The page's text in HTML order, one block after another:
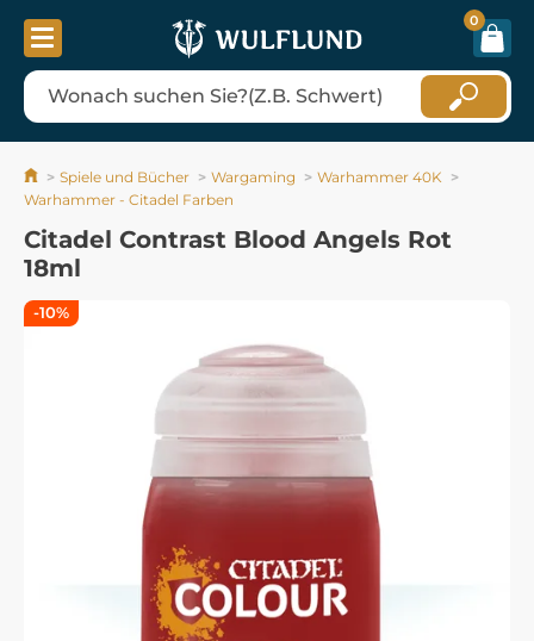
0
Spiele und Bücher Wargaming
Warhammer 40K
Warhammer - Citadel Farben
Citadel Contrast Blood Angels Rot
18ml
-10%